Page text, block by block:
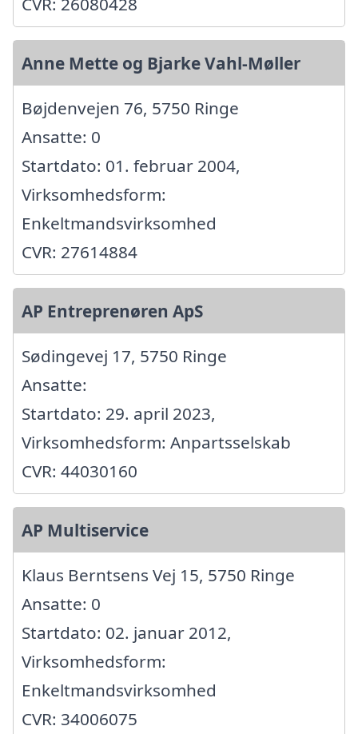
Anne Mette og Bjarke Vahl-Møller
Bøjdenvejen 76, 5750 Ringe
Ansatte: 0
Startdato: 01. februar 2004,
Virksomhedsform:
Enkeltmandsvirksomhed
CVR: 27614884
AP Entreprenøren ApS
Sødingevej 17, 5750 Ringe
Ansatte:
Startdato: 29. april 2023,
Virksomhedsform: Anpartsselskab
CVR: 44030160
AP Multiservice
Klaus Berntsens Vej 15, 5750 Ringe
Ansatte: 0
Startdato: 02. januar 2012,
Virksomhedsform:
Enkeltmandsvirksomhed
CVR: 34006075